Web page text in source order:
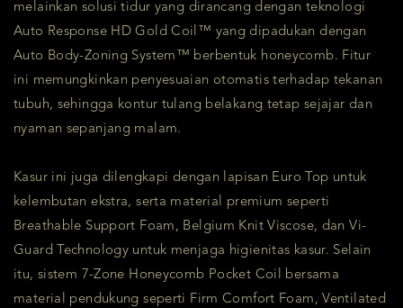
melainkan solusi tidur yang dirancang dengan teknologi
Auto Response HD Gold Coil™ yang dipadukan dengan
Auto Body-Zoning System™ berbentuk honeycomb. Fitur
ini memungkinkan penyesuaian otomatis terhadap tekanan
tubuh, sehingga kontur tulang belakang tetap sejajar dan
nyaman sepanjang malam.
Kasur ini juga dilengkapi dengan lapisan Euro Top untuk
kelembutan ekstra, serta material premium seperti
Breathable Support Foam, Belgium Knit Viscose, dan Vi-
Guard Technology untuk menjaga higienitas kasur. Selain
itu, sistem 7-Zone Honeycomb Pocket Coil bersama
material pendukung seperti Firm Comfort Foam, Ventilated